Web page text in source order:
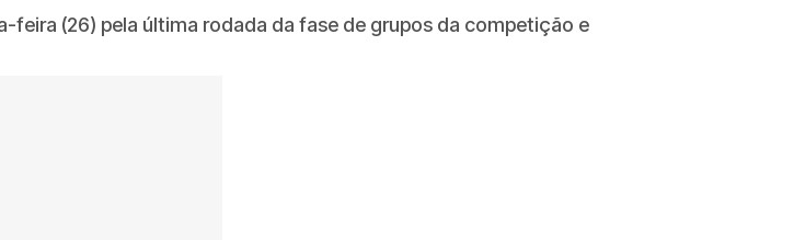
(26) pela última rodada da fase de grupos da competição e